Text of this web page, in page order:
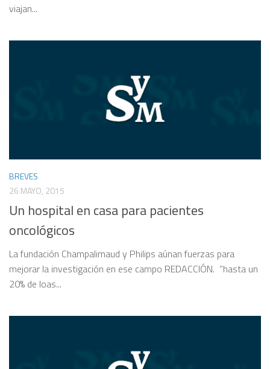
viajan...
BREVES
26 MAYO, 2015
Un hospital en casa para pacientes
oncológicos
La fundación Champalimaud y Philips aúnan fuerzas para
mejorar la investigación en ese campo REDACCIÓN. ”hasta un
20% de loas...